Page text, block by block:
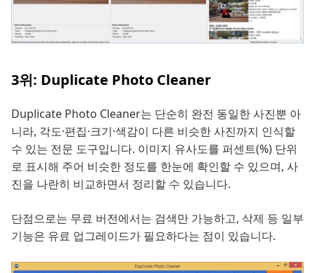
3위: Duplicate Photo Cleaner
Duplicate Photo Cleaner는 단순히 완전 동일한 사진뿐 아
니라, 각도·편집·크기·색감이 다른 비슷한 사진까지 인식할
수 있는 전문 도구입니다. 이미지 유사도를 퍼센트(%) 단위
로 표시해 주어 비슷한 정도를 한눈에 확인할 수 있으며, 사
진을 나란히 비교하면서 정리할 수 있습니다.
단점으로는 무료 버전에서는 검색만 가능하고, 삭제 등 일부
기능은 유료 업그레이드가 필요하다는 점이 있습니다.